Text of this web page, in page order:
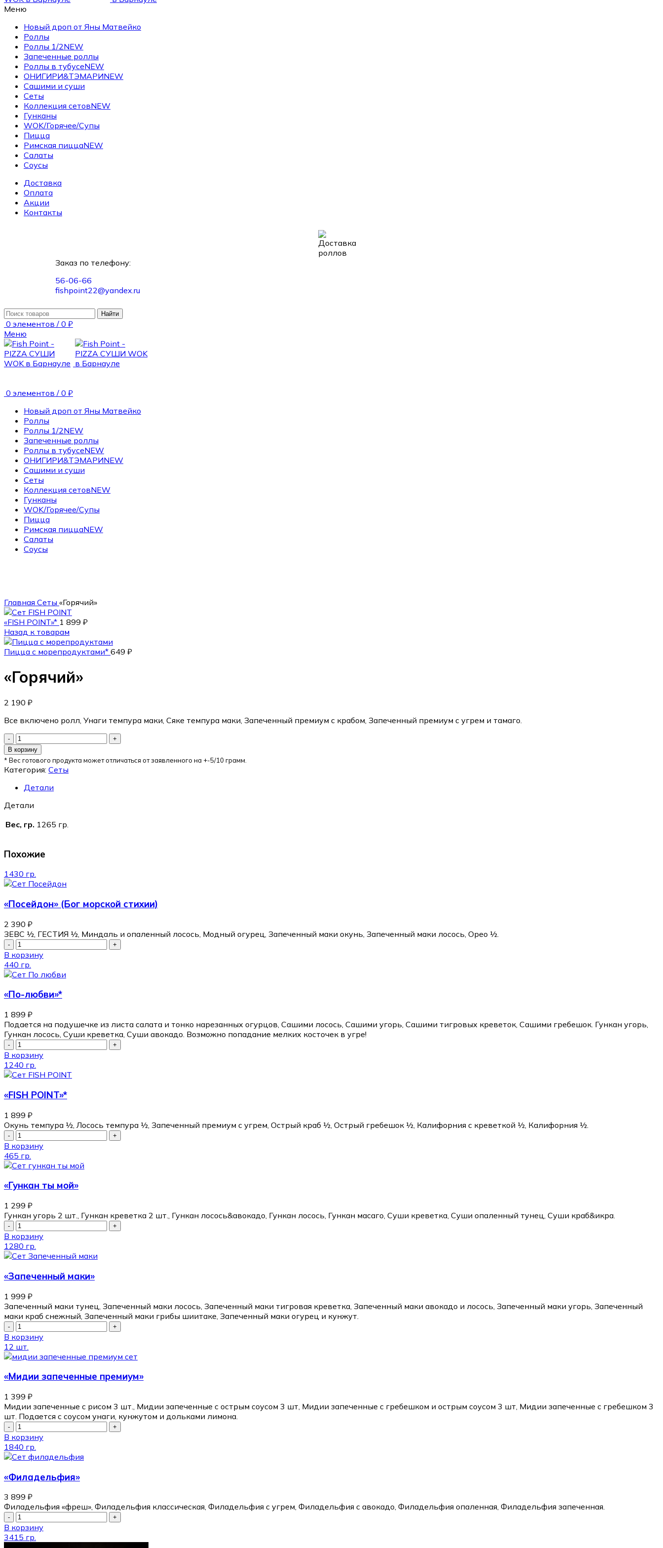
Меню
Новый дроп от Яны Матвейко
Роллы
Роллы 1/2NEW
Запеченные роллы
Роллы в тубусеNEW
ОНИГИРИ&ТЭМАРИNEW
Сашими и суши
Сеты
Коллекция сетовNEW
Гунканы
WOK/Горячее/Супы
Пицца
Римская пиццаNEW
Салаты
Соусы
Доставка
Оплата
Акции
Контакты
Заказ по телефону:
56-06-66
fishpoint22@yandex.ru
Найти
0 элементов / 0 ₽
Меню
0 элементов / 0 ₽
Новый дроп от Яны Матвейко
Роллы
Роллы 1/2NEW
Запеченные роллы
Роллы в тубусеNEW
ОНИГИРИ&ТЭМАРИNEW
Сашими и суши
Сеты
Коллекция сетовNEW
Гунканы
WOK/Горячее/Супы
Пицца
Римская пиццаNEW
Салаты
Соусы
Главная Сеты «Горячий»
«FISH POINT»* 1 899 ₽
Назад к товарам
Пицца с морепродуктами* 649 ₽
«Горячий»
2 190 ₽
Все включено ролл, Унаги темпура маки, Сяке темпура маки, Запеченный премиум с крабом, Запеченный премиум с угрем и тамаго.
В корзину
* Вес готового продукта может отличаться от заявленного на +-5/10 грамм.
Категория: Сеты
Детали
Детали
Вес, гр. 1265 гр.
Похожие
1430 гр.
«Посейдон» (Бог морской стихии)
2 390 ₽
ЗЕВС ½, ГЕСТИЯ ½, Миндаль и опаленный лосось, Модный огурец, Запеченный маки окунь, Запеченный маки лосось, Орео ½.
В корзину
440 гр.
«По-любви»*
1 899 ₽
Подается на подушечке из листа салата и тонко нарезанных огурцов, Сашими лосось, Сашими угорь, Сашими тигровых креветок, Сашими гребешок. Гункан угорь,
Гункан лосось, Суши креветка, Суши авокадо. Возможно попадание мелких косточек в угре!
В корзину
1240 гр.
«FISH POINT»*
1 899 ₽
Окунь темпура ½, Лосось темпура ½, Запеченный премиум с угрем, Острый краб ½, Острый гребешок ½, Калифорния с креветкой ½, Калифорния ½.
В корзину
465 гр.
«Гункан ты мой»
1 299 ₽
Гункан угорь 2 шт., Гункан креветка 2 шт., Гункан лосось&авокадо, Гункан лосось, Гункан масаго, Суши креветка, Суши опаленный тунец, Суши краб&икра.
В корзину
1280 гр.
«Запеченный маки»
1 999 ₽
Запеченный маки тунец, Запеченный маки лосось, Запеченный маки тигровая креветка, Запеченный маки авокадо и лосось, Запеченный маки угорь, Запеченный
маки краб снежный, Запеченный маки грибы шиитаке, Запеченный маки огурец и кунжут.
В корзину
12 шт.
«Мидии запеченные премиум»
1 399 ₽
Мидии запеченные с рисом 3 шт., Мидии запеченные с острым соусом 3 шт, Мидии запеченные с гребешком и острым соусом 3 шт, Мидии запеченные с гребешком 3
шт. Подается с соусом унаги, кунжутом и дольками лимона.
В корзину
1840 гр.
«Филадельфия»
3 899 ₽
Филадельфия «фреш», Филадельфия классическая, Филадельфия с угрем, Филадельфия с авокадо, Филадельфия опаленная, Филадельфия запеченная.
В корзину
3415 гр.